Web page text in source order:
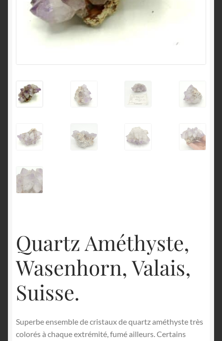
Quartz Améthyste,
Wasenhorn, Valais,
Suisse.
Superbe ensemble de cristaux de quartz améthyste très
colorés à chaque extrémité, fumé ailleurs. Certains